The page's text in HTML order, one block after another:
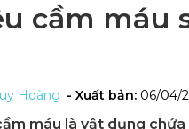
cầm máu
Hoàng - Xuất bản: 06/04/
máu là vật dụng